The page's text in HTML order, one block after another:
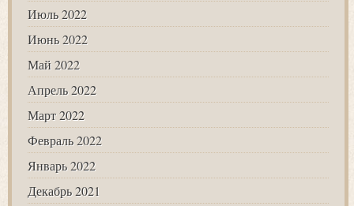
Июль 2022
Июнь 2022
Май 2022
Апрель 2022
Март 2022
Февраль 2022
Январь 2022
Декабрь 2021